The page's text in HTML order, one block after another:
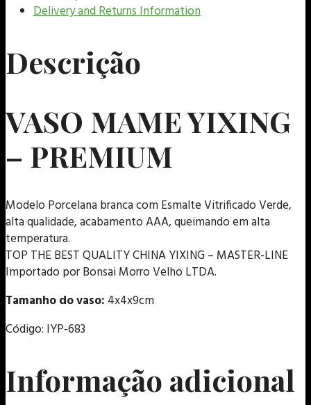
Delivery and Returns Information
Descrição
VASO MAME YIXING
– PREMIUM
Modelo Porcelana branca com Esmalte Vitrificado Verde,
alta qualidade, acabamento AAA, queimando em alta
temperatura.
TOP THE BEST QUALITY CHINA YIXING – MASTER-LINE
Importado por Bonsai Morro Velho LTDA.
Tamanho do vaso: 4x4x9cm
Código: IYP-683
Informação adicional